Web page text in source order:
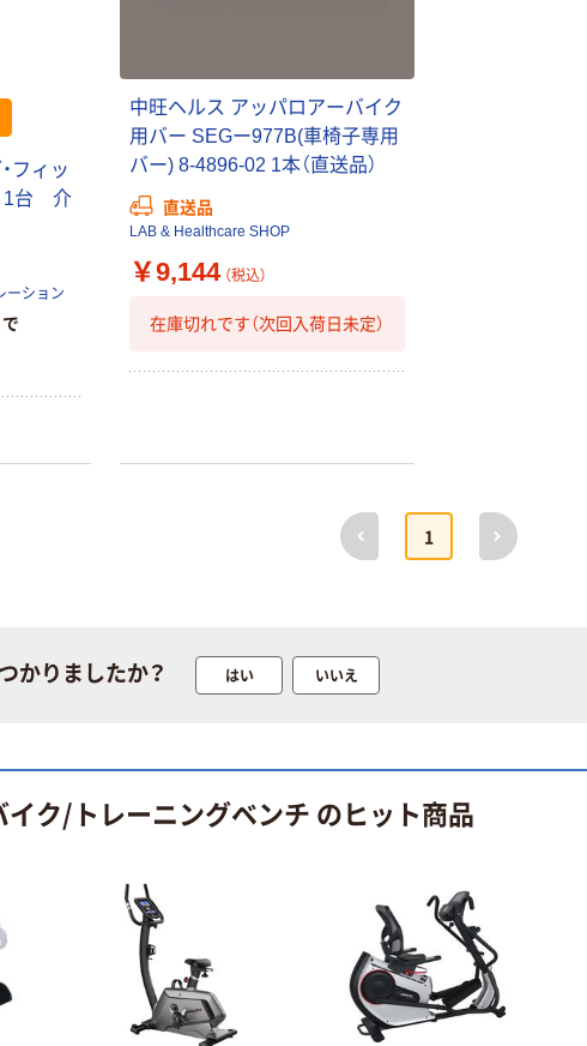
フィッ
1台 介
ーション
で
中旺ヘルス アッパロアーバイク
用バー SEGー977B(車椅子専用
バー) 8-4896-02 1本（直送品）
直送品
LAB & Healthcare SHOP
￥9,144 （税込）
在庫切れです（次回入荷日未定）
前へ
1
次へ
かりましたか？ はい いいえ
イク/トレーニングベンチ のヒット商品
カラ 厚さ
0.22mm 布テー
￥145~ （税込）
パー ダブル60
リサイクル100
芯あり FSC認
証
オリジナル
乾電池 単4
形 アルカリ乾
電池 北欧パッ
衛門 「お茶、どう
オリジナル
アスクル プラス
チックグローブ
粉なし（パウダ